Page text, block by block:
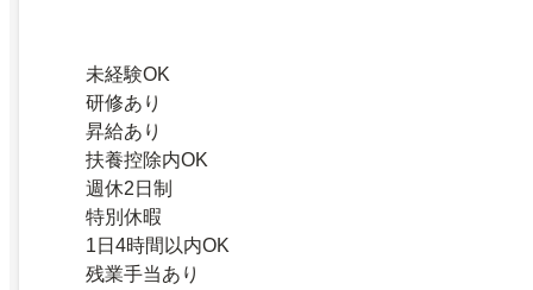
未経験OK
研修あり
昇給あり
扶養控除内OK
週休2日制
特別休暇
1日4時間以内OK
残業手当あり